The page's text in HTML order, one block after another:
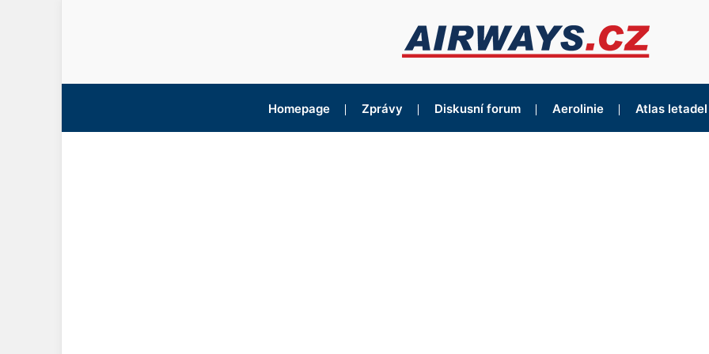
Homepage Zprávy Diskusní forum Aerolinie Atlas letadel